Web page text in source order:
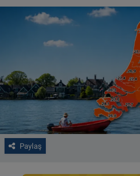
Paylaş
VIDEO GALERİ
ALGEMENE VOORWAARDEN
Çerez Politikası